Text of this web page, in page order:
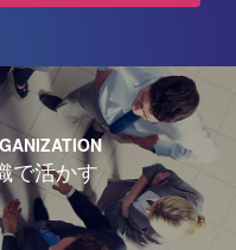
で活かす